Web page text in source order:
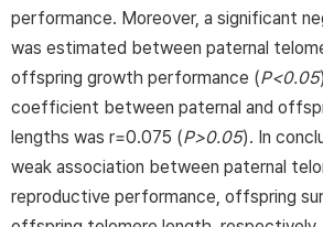
performance. Moreover, a significant
was estimated between paternal
offspring growth performance (P<0.05
coefficient between paternal and
lengths was r=0.075 (P>0.05). In
weak association between paternal
reproductive performance, offspring